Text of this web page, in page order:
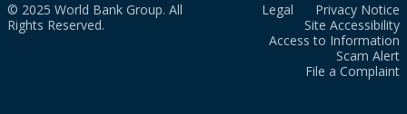
© 2025 World Bank Group. All
Rights Reserved.
Legal
Privacy Notice
Site Accessibility
Access to Information
Scam Alert
File a Complaint